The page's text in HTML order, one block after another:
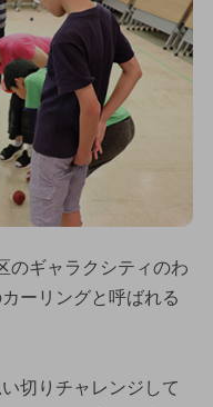
のギャラクシティのわ
ーリングと呼ばれる
切りチャレンジして